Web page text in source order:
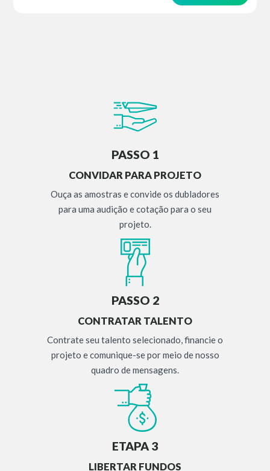
PASSO 1
CONVIDAR PARA PROJETO
Ouça as amostras e convide os dubladores
para uma audição e cotação para o seu
projeto.
PASSO 2
CONTRATAR TALENTO
Contrate seu talento selecionado, financie o
projeto e comunique-se por meio de nosso
quadro de mensagens.
ETAPA 3
LIBERTAR FUNDOS